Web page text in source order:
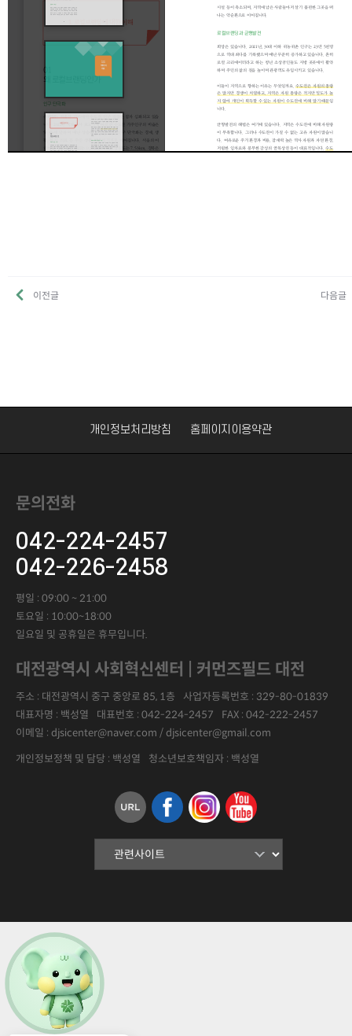
이전글 다음글
개인정보처리방침 홈페이지이용약관
문의전화
042-224-2457
042-226-2458
평일 : 09:00 ~ 21:00
토요일 : 10:00~18:00
일요일 및 공휴일은 휴무입니다.
대전광역시 사회혁신센터 | 커먼즈필드 대전
주소 : 대전광역시 중구 중앙로 85, 1층 사업자등록번호 : 329-80-01839
대표자명 : 백성열 대표번호 : 042-224-2457 FAX : 042-222-2457
이메일 : djsicenter@naver.com / djsicenter@gmail.com
개인정보정책 및 담당 : 백성열
청소년보호책임자 : 백성열